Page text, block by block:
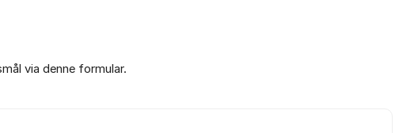
via denne formular.